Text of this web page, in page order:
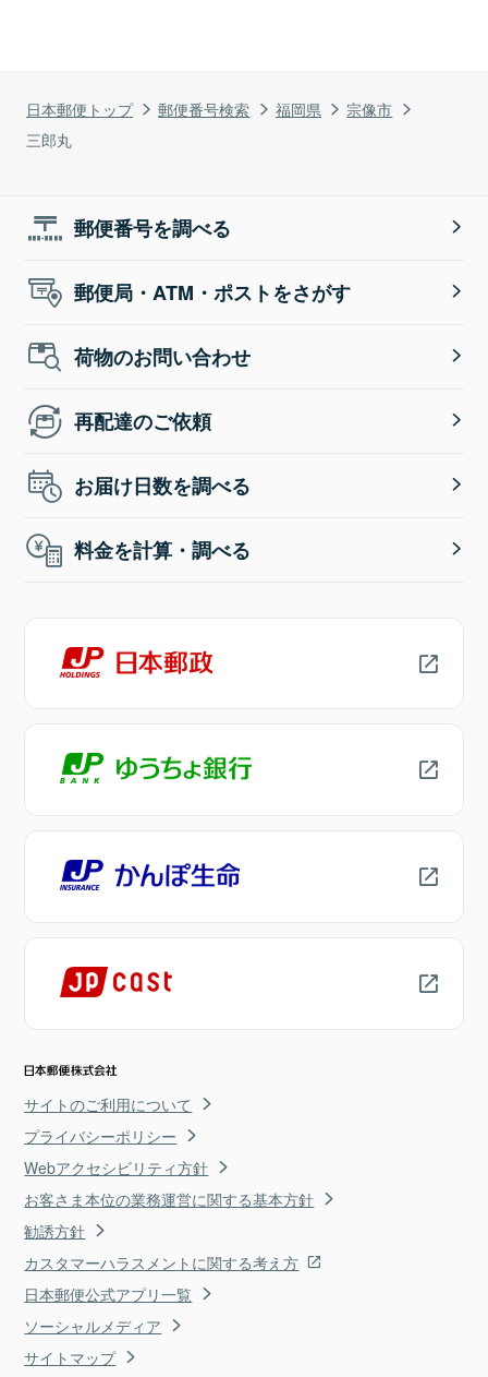
日本郵便トップ 郵便番号検索 福岡県
宗像市
三郎丸
郵便番号を調べる
郵便局・ATM・ポストをさがす
荷物のお問い合わせ
再配達のご依頼
お届け日数を調べる
料金を計算・調べる
サイトのご利用について
プライバシーポリシー
Webアクセシビリティ方針
お客さま本位の業務運営に関する基本方針
勧誘方針
カスタマーハラスメントに関する考え方
日本郵便公式アプリ一覧
ソーシャルメディア
サイトマップ